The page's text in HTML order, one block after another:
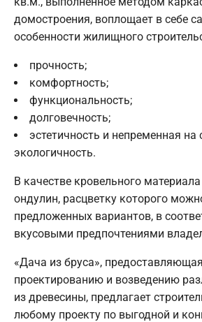
домостроения, воплощает в себе
особенности жилищного
прочность;
комфортность;
функциональность;
долговечность;
эстетичность и непременная
экологичность.
В качестве кровельного
ондулин, расцветку которого
предложенных вариантов, в
вкусовыми предпочтениями
«Дача из бруса»,
проектированию и возведению
из древесины, предлагает
любому проекту по выгодной и